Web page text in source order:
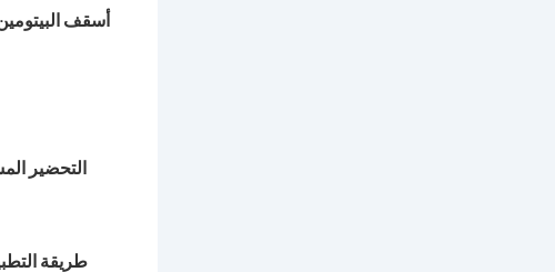
أسقف
التحضير
طريقة